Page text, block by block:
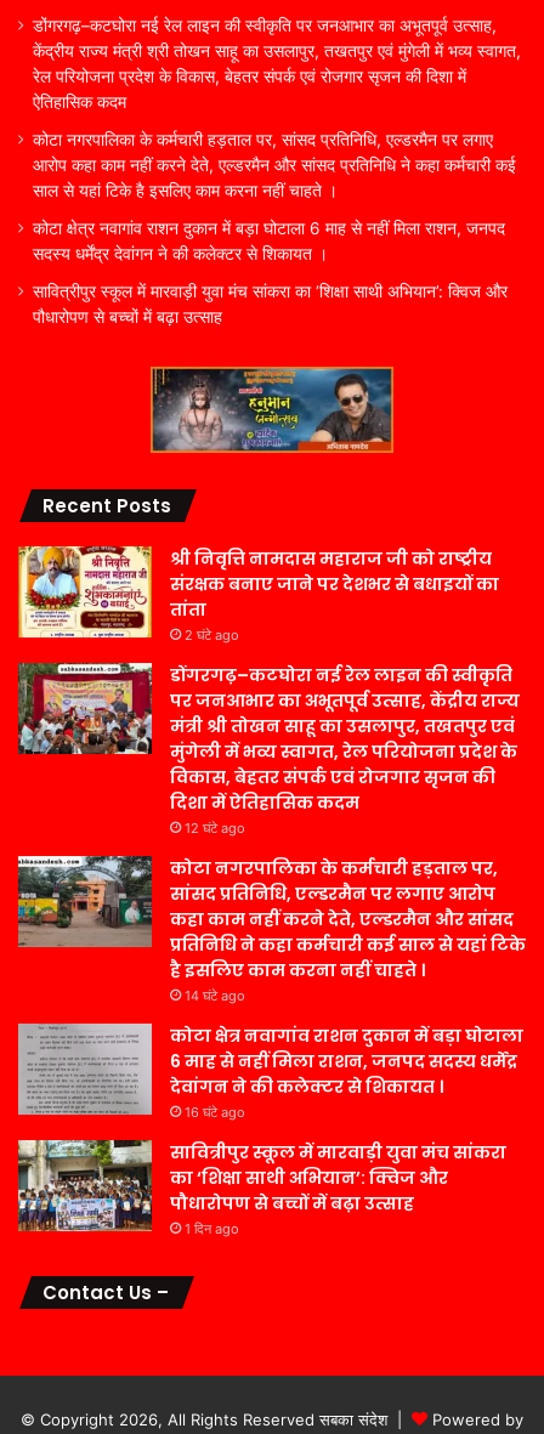
डोंगरगढ़–कटघोरा नई रेल लाइन की स्वीकृति पर जनआभार का अभूतपूर्व उत्साह,
केंद्रीय राज्य मंत्री श्री तोखन साहू का उसलापुर, तखतपुर एवं मुंगेली में भव्य स्वागत,
रेल परियोजना प्रदेश के विकास, बेहतर संपर्क एवं रोजगार सृजन की दिशा में
ऐतिहासिक कदम
कोटा नगरपालिका के कर्मचारी हड़ताल पर, सांसद प्रतिनिधि, एल्डरमैन पर लगाए
आरोप कहा काम नहीं करने देते, एल्डरमैन और सांसद प्रतिनिधि ने कहा कर्मचारी कई
साल से यहां टिके है इसलिए काम करना नहीं चाहते ।
कोटा क्षेत्र नवागांव राशन दुकान में बड़ा घोटाला 6 माह से नहीं मिला राशन, जनपद
सदस्य धर्मेंद्र देवांगन ने की कलेक्टर से शिकायत ।
सावित्रीपुर स्कूल में मारवाड़ी युवा मंच सांकरा का ‘शिक्षा साथी अभियान’: क्विज और
पौधारोपण से बच्चों में बढ़ा उत्साह
Recent Posts
श्री निवृत्ति नामदास महाराज जी को राष्ट्रीय
संरक्षक बनाए जाने पर देशभर से बधाइयों का
तांता
2 घंटे ago
डोंगरगढ़–कटघोरा नई रेल लाइन की स्वीकृति
पर जनआभार का अभूतपूर्व उत्साह, केंद्रीय राज्य
मंत्री श्री तोखन साहू का उसलापुर, तखतपुर एवं
मुंगेली में भव्य स्वागत, रेल परियोजना प्रदेश के
विकास, बेहतर संपर्क एवं रोजगार सृजन की
दिशा में ऐतिहासिक कदम
12 घंटे ago
कोटा नगरपालिका के कर्मचारी हड़ताल पर,
सांसद प्रतिनिधि, एल्डरमैन पर लगाए आरोप
कहा काम नहीं करने देते, एल्डरमैन और सांसद
प्रतिनिधि ने कहा कर्मचारी कई साल से यहां टिके
है इसलिए काम करना नहीं चाहते ।
14 घंटे ago
कोटा क्षेत्र नवागांव राशन दुकान में बड़ा घोटाला
6 माह से नहीं मिला राशन, जनपद सदस्य धर्मेंद्र
देवांगन ने की कलेक्टर से शिकायत ।
16 घंटे ago
सावित्रीपुर स्कूल में मारवाड़ी युवा मंच सांकरा
का ‘शिक्षा साथी अभियान’: क्विज और
पौधारोपण से बच्चों में बढ़ा उत्साह
1 दिन ago
Contact Us –
© Copyright 2026, All Rights Reserved सबका संदेश | Powered by